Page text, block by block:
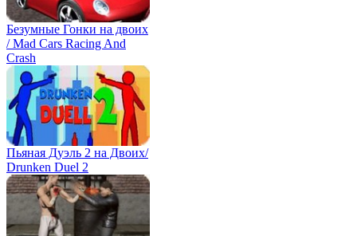
Безумные Гонки на двоих
/ Mad Cars Racing And
Crash
Пьяная Дуэль 2 на Двоих/
Drunken Duel 2